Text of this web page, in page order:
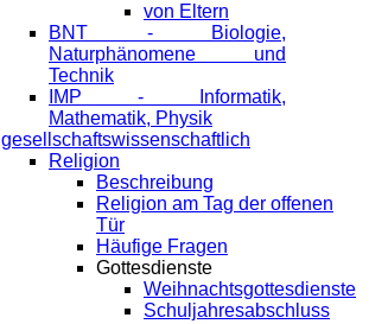
von Eltern
BNT - Biologie,
Naturphänomene und
Technik
IMP - Informatik,
Mathematik, Physik
gesellschaftswissenschaftlich
Religion
Beschreibung
Religion am Tag der offenen
Tür
Häufige Fragen
Gottesdienste
Weihnachtsgottesdienste
Schuljahresabschluss